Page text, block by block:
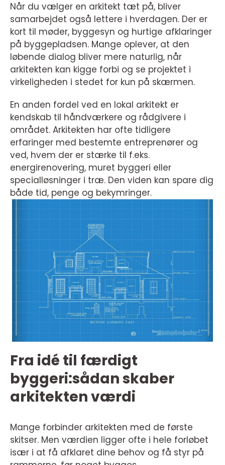
Når du vælger en arkitekt tæt på, bliver
samarbejdet også lettere i hverdagen. Der er
kort til møder, byggesyn og hurtige afklaringer
på byggepladsen. Mange oplever, at den
løbende dialog bliver mere naturlig, når
arkitekten kan kigge forbi og se projektet i
virkeligheden i stedet for kun på skærmen.
En anden fordel ved en lokal arkitekt er
kendskab til håndværkere og rådgivere i
området. Arkitekten har ofte tidligere
erfaringer med bestemte entreprenører og
ved, hvem der er stærke til f.eks.
energirenovering, muret byggeri eller
specialløsninger i træ. Den viden kan spare dig
både tid, penge og bekymringer.
Fra idé til færdigt
byggeri:sådan skaber
arkitekten værdi
Mange forbinder arkitekten med de første
skitser. Men værdien ligger ofte i hele forløbet
især i at få afklaret dine behov og få styr på